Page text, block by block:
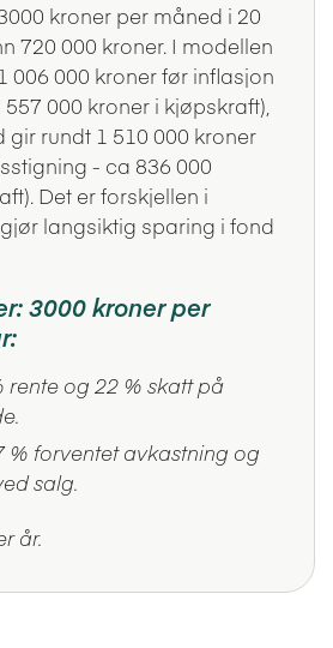
kroner per måned i 20
720 000 kroner. I modellen
006 000 kroner før inflasjon
000 kroner i kjøpskraft),
gir rundt 1 510 000 kroner
- ca 836 000
Det er forskjellen i
langsiktig sparing i fond
3000 kroner per
rente og 22 % skatt på
% forventet avkastning og
salg.
år.